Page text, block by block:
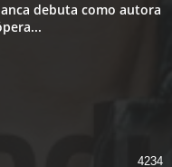
debuta como autora
4234